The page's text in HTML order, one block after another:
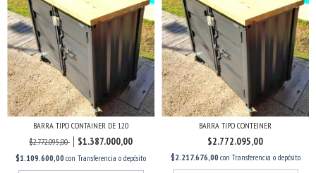
BARRA TIPO CONTAINER DE 120
$2.772.095,00
$1.387.000,00
$1.109.600,00con Transferencia o depósito
BARRA TIPO CONTEINER
$2.772.095,00
$2.217.676,00con Transferencia o depósito